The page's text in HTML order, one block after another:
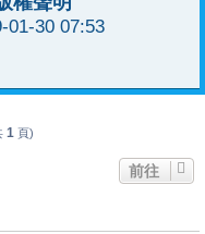
01-30 07:53
1 頁)
前往